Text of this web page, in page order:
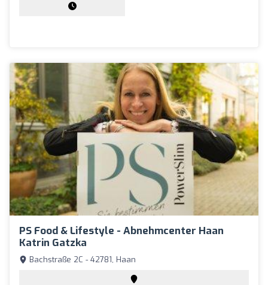
PS Food & Lifestyle - Abnehmcenter Haan
Katrin Gatzka
Bachstraße 2C - 42781, Haan